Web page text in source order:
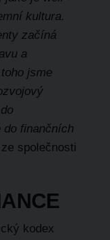
kultura.
začíná
a
jsme
do finančních
společnosti
kodex